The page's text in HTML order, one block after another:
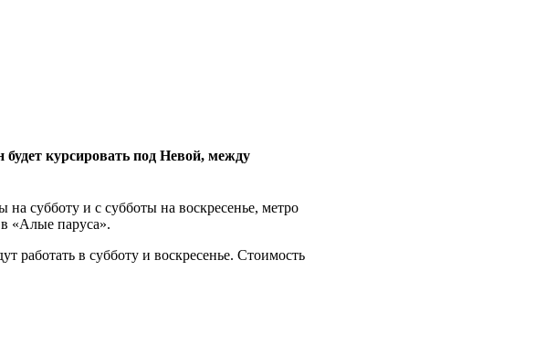
курсировать под Невой, между
субботу и с субботы на воскресенье, метро
«Алые паруса».
работать в субботу и воскресенье. Стоимость